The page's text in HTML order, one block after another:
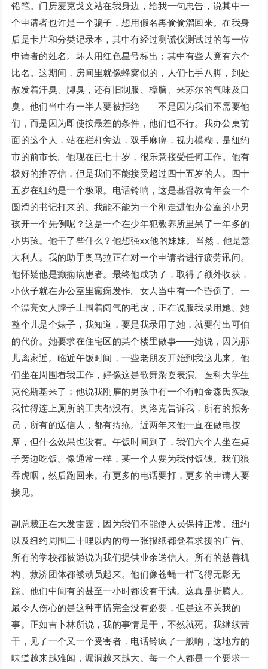
铅笔。门房麦克戈文站在我身边，给我一句忠告，说其中一
个申请者也许是一个骗子，想用假名再偷偷溜回来。在我身
后是卡片和分类记录本，其中有经过测谎仪测试过的每一位
申请者的姓名。坏人用红色星号标出；其中有些人竟有六个
比名。这期间，房间里就像蜂窝似的，人们七手八脚，到处
散发着汗臭、脚臭，还有旧制服、樟脑、来苏尔的气味及口
臭。他们当中有一半人要被拒绝——不是因为我们不需要他
们，而是因为即使按最差的条件，他们也不行。我办公桌前
面的这个人，站在栏杆旁边，双手麻痹，视力模糊，是纽约
市的前市长。他现在已七十岁，很乐意接受任何工作。他有
极好的推荐信，但是我们不能接受超过四十五岁的人。四十
五岁在纽约是一个极限。电话铃响，这是基督教青年会一个
圆滑的书记打来的。我能不能为一个刚走进他办公室的小男
孩开一个先例呢？这是一个在少年犯教养所里呆了一年多的
小男孩。他干了些什么？他想强xx他的妹妹。当然，他是意
大利人。我的助手奥马拉正在对一个申请者进行疲劳讯问。
他怀疑他是癫痫病患者。最终他成功了，取得了额外收获，
小伙子就在办公室里癫痫发作。女人当中有一个昏倒了。一
个漂亮女人脖子上围着阔气的毛皮，正在说服我录用她。她
整个儿是个婊子，我知道，要是我录用了她，就要付出可伯
的代价。她要求在住宅区的某个楼里做事——她说，因为那
儿离家近。临近午饭时间，一些老朋友开始到我这儿来。他
们坐在周围看我工作，好像这是歌舞杂耍表演。医科大学生
克伦斯基来了；他说我刚雇的男孩中有一个有帕金森氏疾玻
我忙得连上厕所的工夫都没有。奥洛克告诉我，所有的报务
员，所有的送信人，都有痔疮。近两年来他一直在做电按
摩，但什么效果也没有。午饭时间到了，我们六个人坐在桌
子旁边吃饭。像通常一样，某一个人要为我付饭钱。我们狼
吞虎咽，然后跑回来。有更多的电话要打，更多的申请人要
接见。
副总裁正在大发雷霆，因为我们不能使人员保持正常。纽约
以及纽约周围二十哩以内的每一张报纸都登着求援的广告。
所有的学校都被游说为我们提供业余送信人。所有的慈善机
构、救济团体都被动员起来。他们像苍蝇一样飞得无影无
踪。他们中间有的甚至一小时都没有干满。这真是折腾人。
最令人伤心的是这种事情完全没有必要，但是这不关我的
事。正如吉卜林所说，我的事情是干，不然就死。我继续苦
干，见了一个又一个受害者，电话铃疯了一般响，这地方的
味道越来越难闻，漏洞越来越大。每一个人都是一个要求一